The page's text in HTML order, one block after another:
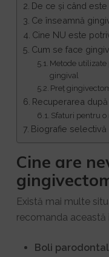
De ce și când
Ce înseamnă
Cine NU este
Cum se face
Metode
gingival
Preț
Recuperarea
Sfaturi pentru
Biografie selectivă
Cine are
Există mai multe
recomanda această
Boli